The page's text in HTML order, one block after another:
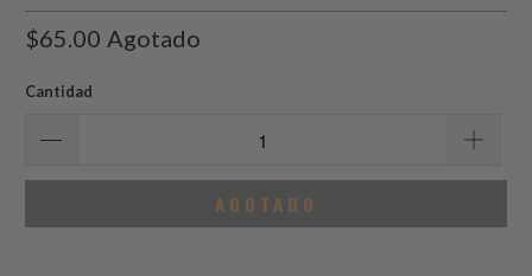
$65.00 Agotado
Cantidad
AGOTADO